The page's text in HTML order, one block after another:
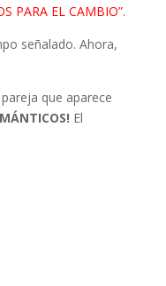
PARA EL CAMBIO”.
señalado. Ahora,
que aparece
El